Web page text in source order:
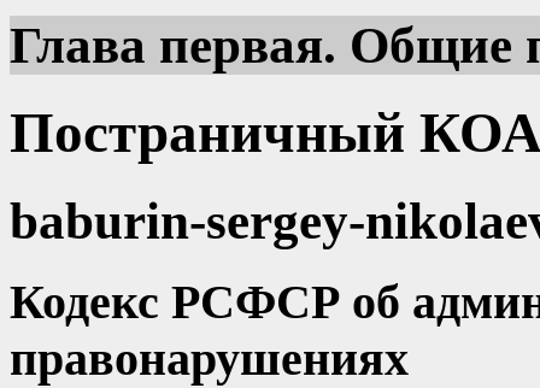
Глава первая. Общие
Постраничный
baburin-sergey-
Кодекс РСФСР об
правонарушениях